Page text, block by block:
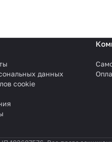
данных
cookie